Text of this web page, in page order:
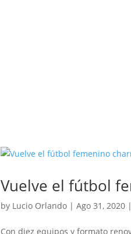
Vuelve el fútbol
by Lucio Orlando |Ago 31, 2020 |
Con diez equipos y formato